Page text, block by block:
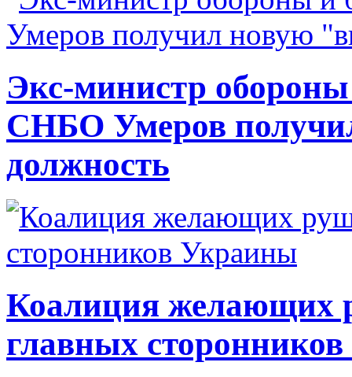
Экс-министр
СНБО Умеров
должность
Коалиция желающих
главных